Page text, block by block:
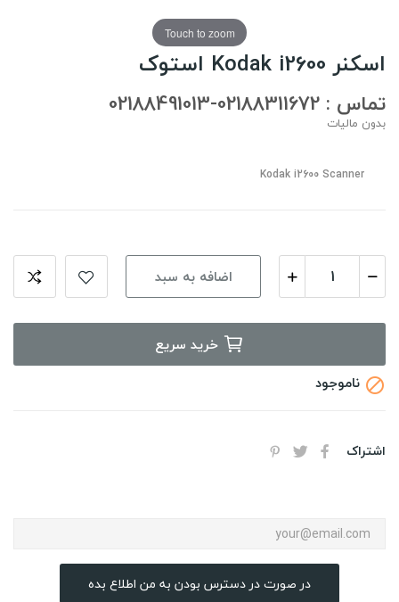
Touch to zoom
اسکنر Kodak i2600 استوک
تماس : 02188311672-02188491013
بدون مالیات
Kodak i2600 Scanner
اضافه به سبد
خرید سریع
 ناموجود
اشتراک
در صورت در دسترس بودن به من اطلاع بده